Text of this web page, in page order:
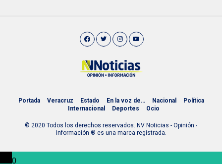
Portada Veracruz Estado En la voz de… Nacional
Política
Internacional
Deportes Ocio
© 2020 Todos los derechos reservados. NV Noticias - Opinión ∙
Información ® es una marca registrada.
0